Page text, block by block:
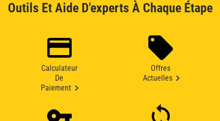
Outils Et Aide D'experts À Chaque Étape
Calculateur
De
Paiement
Offres
Actuelles